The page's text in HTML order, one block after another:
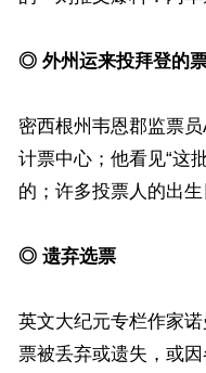
◎ 外州运来投拜登的
密西根州韦恩郡监票
计票中心；他看见“这
的；许多投票人的出
◎ 遗弃选票
英文大纪元专栏作家
票被丢弃或遗失，或